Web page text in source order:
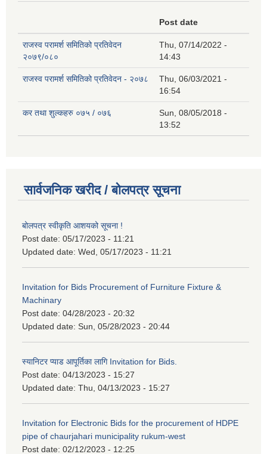
Post date
राजस्व परामर्श समितिको प्रतिवेदन
२०७९/०८०
Thu, 07/14/2022 -
14:43
राजस्व परामर्श समितिको प्रतिवेदन - २०७८
Thu, 06/03/2021 -
16:54
कर तथा शुल्कहरु ०७५ / ०७६
Sun, 08/05/2018 -
13:52
सार्वजनिक खरीद / बोलपत्र सूचना
बोलपत्र स्वीकृति आशयको सूचना !
Post date: 05/17/2023 - 11:21
Updated date: Wed, 05/17/2023 - 11:21
Invitation for Bids Procurement of Furniture Fixture &
Machinary
Post date: 04/28/2023 - 20:32
Updated date: Sun, 05/28/2023 - 20:44
स्यानिटर प्याड आपूर्तिका लागि Invitation for Bids.
Post date: 04/13/2023 - 15:27
Updated date: Thu, 04/13/2023 - 15:27
Invitation for Electronic Bids for the procurement of HDPE
pipe of chaurjahari municipality rukum-west
Post date: 02/12/2023 - 12:25